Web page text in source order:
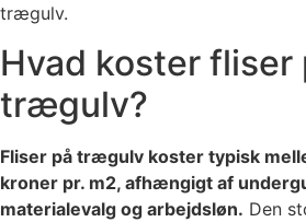
trægulv.
Hvad koster fliser
trægulv?
Fliser på trægulv koster typisk
kroner pr. m2, afhængigt af
materialevalg og arbejdsløn. Den